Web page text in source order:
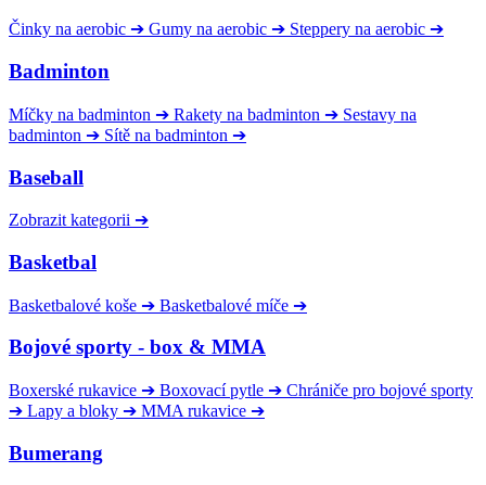
Činky na aerobic ➔ Gumy na aerobic ➔ Steppery na aerobic ➔
Badminton
Míčky na badminton ➔ Rakety na badminton ➔ Sestavy na
badminton ➔ Sítě na badminton ➔
Baseball
Zobrazit kategorii ➔
Basketbal
Basketbalové koše ➔ Basketbalové míče ➔
Bojové sporty - box & MMA
Boxerské rukavice ➔ Boxovací pytle ➔ Chrániče pro bojové sporty
➔ Lapy a bloky ➔ MMA rukavice ➔
Bumerang